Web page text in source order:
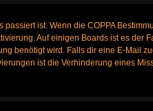
ist: Wenn die COPPA
Auf einigen Boards ist es der
benötigt wird. Falls dir eine E-Mail
ist die Verhinderung eines